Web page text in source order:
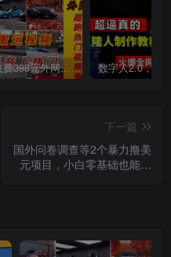
外面收费398元外网超跑豪车汽车视频搬运至快手抖音上热门项目
下一篇
国外问卷调查等2个暴力撸美
元项目，小白零基础也能月